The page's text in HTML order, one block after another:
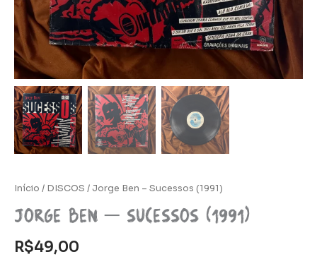
Início / DISCOS / Jorge Ben – Sucessos (1991)
Jorge Ben – Sucessos (1991)
R$49,00